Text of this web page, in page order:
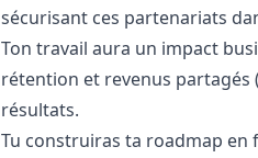
sécurisant ces partenariats
Ton travail aura un impact
rétention et revenus partagés
résultats.
Tu construiras ta roadmap en